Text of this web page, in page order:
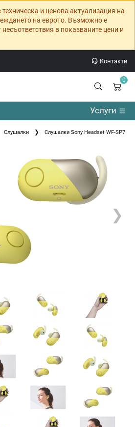
и ценова актуализация на
на еврото. Възможно е
в показваните цени и
Контакти
0
Услуги
Слушалки Слушалки Sony Headset WF-
❯